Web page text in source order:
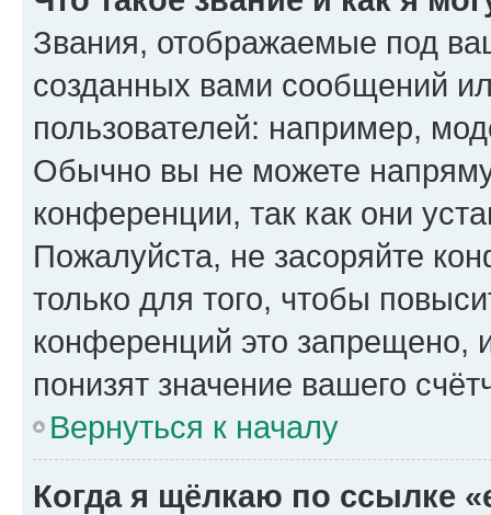
Звания, отображаемые под
созданных вами сообщений
пользователей: например,
Обычно вы не можете
конференции, так как они
Пожалуйста, не засоряйте
только для того, чтобы
конференций это запрещено,
понизят значение вашего
Вернуться к началу
Когда я щёлкаю по ссылке